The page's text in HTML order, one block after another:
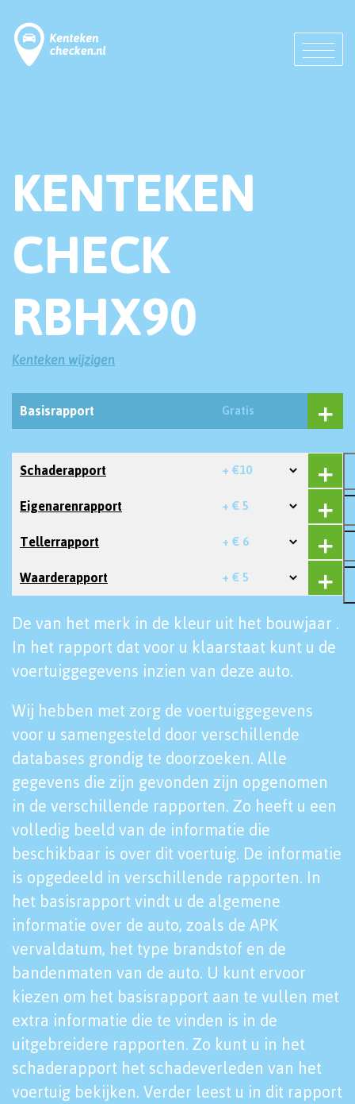
KENTEKEN
CHECK
RBHX90
Kenteken wijzigen
Basisrapport Gratis
Schaderapport + €10
Eigenarenrapport + € 5
Tellerrapport + € 6
Waarderapport + € 5
De van het merk in de kleur uit het bouwjaar .
In het rapport dat voor u klaarstaat kunt u de
voertuiggegevens inzien van deze auto.
Wij hebben met zorg de voertuiggegevens
voor u samengesteld door verschillende
databases grondig te doorzoeken. Alle
gegevens die zijn gevonden zijn opgenomen
in de verschillende rapporten. Zo heeft u een
volledig beeld van de informatie die
beschikbaar is over dit voertuig. De informatie
is opgedeeld in verschillende rapporten. In
het basisrapport vindt u de algemene
informatie over de auto, zoals de APK
vervaldatum, het type brandstof en de
bandenmaten van de auto. U kunt ervoor
kiezen om het basisrapport aan te vullen met
extra informatie die te vinden is in de
uitgebreidere rapporten. Zo kunt u in het
schaderapport het schadeverleden van het
voertuig bekijken. Verder leest u in dit rapport